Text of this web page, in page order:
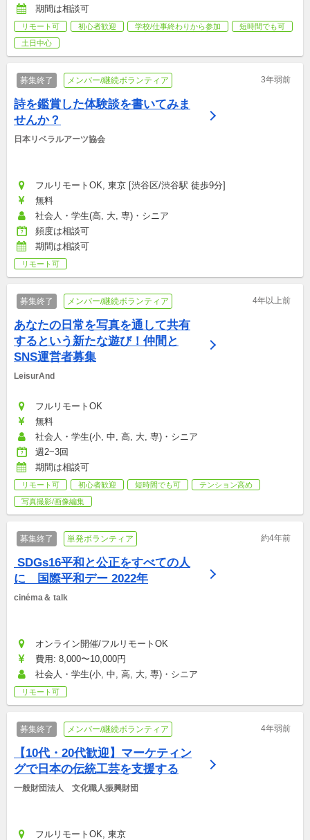
期間は相談可
リモート可 初心者歓迎 学校/仕事終わりから参加
短時間でも可
土日中心
募集終了 メンバー/継続ボランティア 3年弱前
詩を鑑賞した体験談を書いてみま
せんか？
日本リベラルアーツ協会
フルリモートOK, 東京 [渋谷区/渋谷駅 徒歩9分]
無料
社会人・学生(高, 大, 専)・シニア
頻度は相談可
期間は相談可
リモート可
募集終了 メンバー/継続ボランティア 4年以上前
あなたの日常を写真を通して共有
するという新たな遊び！仲間と
SNS運営者募集
LeisurAnd
フルリモートOK
無料
社会人・学生(小, 中, 高, 大, 専)・シニア
週2~3回
期間は相談可
リモート可 初心者歓迎 短時間でも可
テンション高め
写真撮影/画像編集
募集終了 単発ボランティア 約4年前
SDGs16平和と公正をすべての人
に　国際平和デー 2022年
cinéma＆ talk
オンライン開催/フルリモートOK
費用: 8,000〜10,000円
社会人・学生(小, 中, 高, 大, 専)・シニア
リモート可
募集終了 メンバー/継続ボランティア 4年弱前
【10代・20代歓迎】マーケティン
グで日本の伝統工芸を支援する
一般財団法人　文化職人振興財団
フルリモートOK, 東京